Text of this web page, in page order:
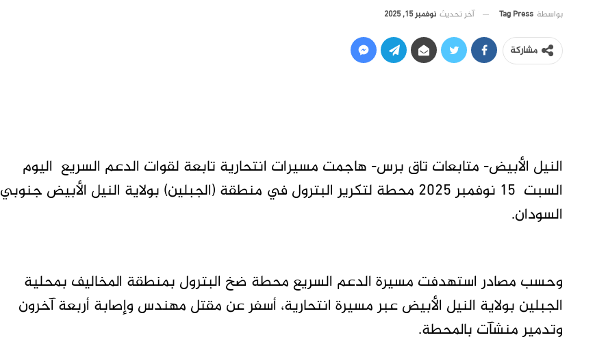
بواسطة Tag Press آخر تحديث نوفمبر 15, 2025
مشاركة
النيل الأبيض- متابعات تاق برس- هاجمت مسيرات انتحارية تابعة لقوات الدعم السريع اليوم
السبت 15 نوفمبر 2025 محطة لتكرير البترول في منطقة (الجبلين) بولاية النيل الأبيض جنوبي
السودان.
وحسب مصادر استهدفت مسيرة الدعم السريع محطة ضخ البترول بمنطقة المخاليف بمحلية
الجبلين بولاية النيل الأبيض عبر مسيرة انتحارية، أسفر عن مقتل مهندس وإصابة أربعة آخرون
وتدمير منشآت بالمحطة.